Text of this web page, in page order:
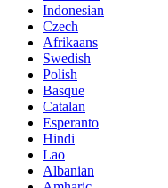
Indonesian
Czech
Afrikaans
Swedish
Polish
Basque
Catalan
Esperanto
Hindi
Lao
Albanian